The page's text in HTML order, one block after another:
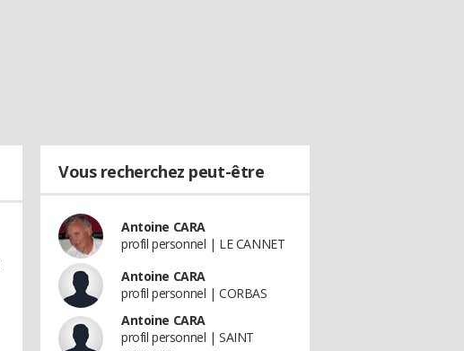
Vous recherchez peut-être
Antoine CARA
profil personnel | LE CANNET
Antoine CARA
profil personnel | CORBAS
Antoine CARA
profil personnel | SAINT